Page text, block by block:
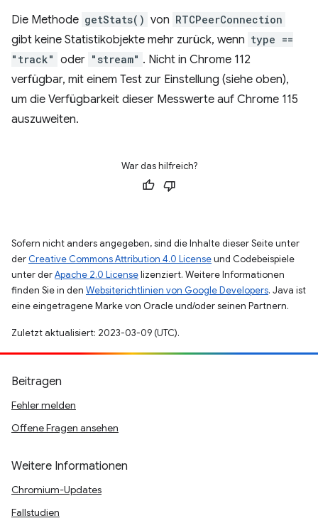
Die Methode getStats() von RTCPeerConnection
gibt keine Statistikobjekte mehr zurück, wenn type ==
"track" oder "stream" . Nicht in Chrome 112
verfügbar, mit einem Test zur Einstellung (siehe oben),
um die Verfügbarkeit dieser Messwerte auf Chrome 115
auszuweiten.
War das hilfreich?
Sofern nicht anders angegeben, sind die Inhalte dieser Seite unter
der Creative Commons Attribution 4.0 Licenseund Codebeispiele
unter derApache 2.0 Licenselizenziert. Weitere Informationen
finden Sie in den Websiterichtlinien von Google Developers. Java ist
eine eingetragene Marke von Oracle und/oder seinen Partnern.
Zuletzt aktualisiert: 2023-03-09 (UTC).
Beitragen
Fehler melden
Offene Fragen ansehen
Weitere Informationen
Chromium-Updates
Fallstudien